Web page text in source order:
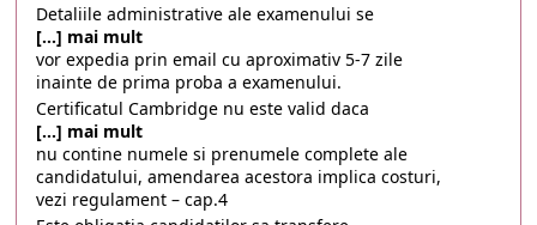
Detaliile administrative ale examenului se
[...] mai mult
vor expedia prin email cu aproximativ 5-7 zile
inainte de prima proba a examenului.
Certificatul Cambridge nu este valid daca
[...] mai mult
nu contine numele si prenumele complete ale
candidatului, amendarea acestora implica costuri,
vezi regulament – cap.4